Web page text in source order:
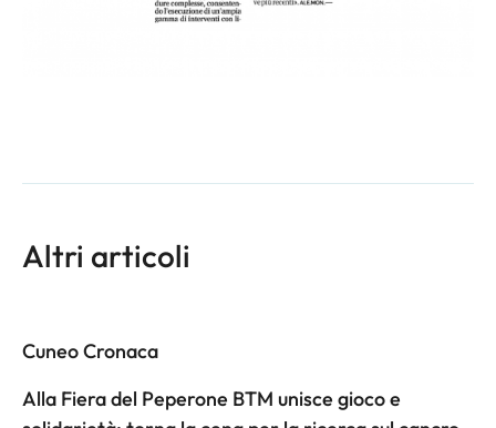
Altri articoli
Cuneo Cronaca
Alla Fiera del Peperone BTM unisce gioco e